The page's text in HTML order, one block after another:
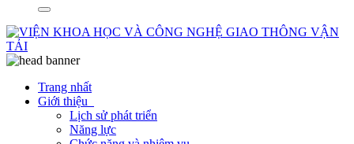
Trang nhất
Giới thiệu
Lịch sử phát triển
Năng lực